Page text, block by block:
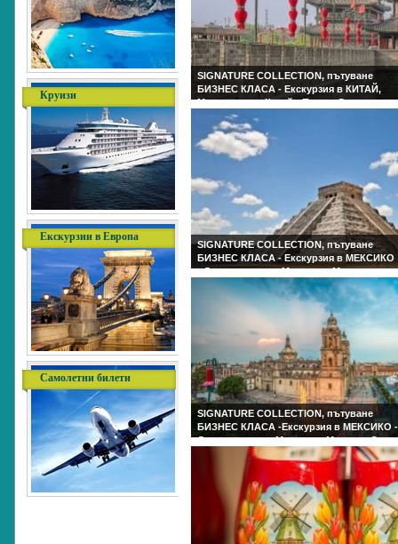
Круизи
Екскурзии в Европа
Самолетни билети